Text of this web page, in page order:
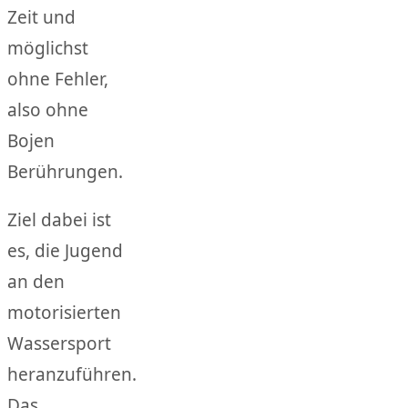
Zeit und
möglichst
ohne Fehler,
also ohne
Bojen
Berührungen.
Ziel dabei ist
es, die Jugend
an den
motorisierten
Wassersport
heranzuführen.